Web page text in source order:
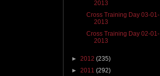
2013
Cross Training Day 03-01-
2013
Cross Training Day 02-01-
2013
► 2012 (235)
► 2011 (292)